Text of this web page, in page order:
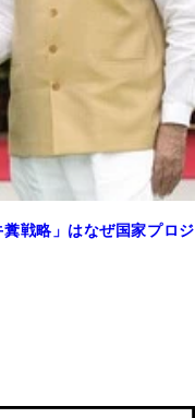
戦略」はなぜ国家プロジ